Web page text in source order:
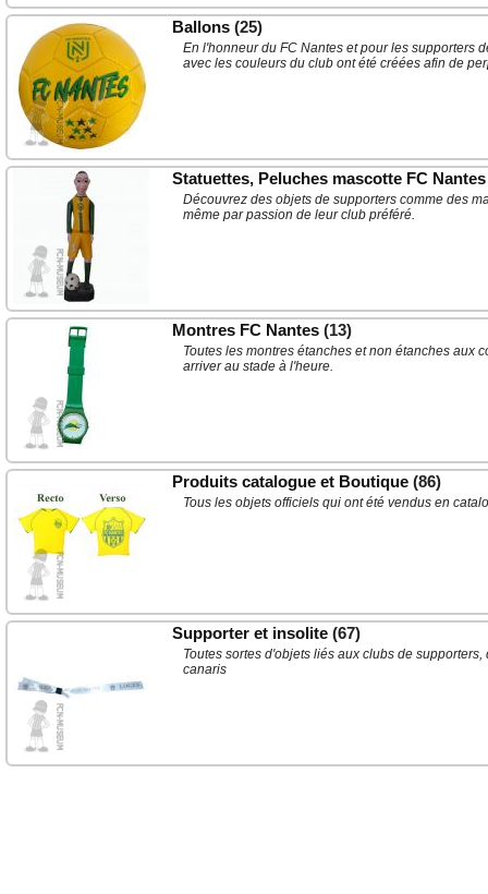
Ballons (25)
En l'honneur du FC Nantes et pour les supporters
avec les couleurs du club ont été créées afin de
Statuettes, Peluches mascotte FC Nantes
Découvrez des objets de supporters comme des
même par passion de leur club préféré.
Montres FC Nantes (13)
Toutes les montres étanches et non étanches aux
arriver au stade à l'heure.
Produits catalogue et Boutique (86)
Tous les objets officiels qui ont été vendus en
Supporter et insolite (67)
Toutes sortes d'objets liés aux clubs de
canaris